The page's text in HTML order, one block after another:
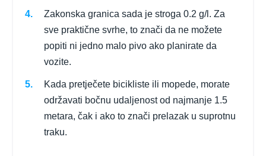
Zakonska granica sada je stroga 0.2 g/l. Za
sve praktične svrhe, to znači da ne možete
popiti ni jedno malo pivo ako planirate da
vozite.
Kada pretječete bicikliste ili mopede, morate
održavati bočnu udaljenost od najmanje 1.5
metara, čak i ako to znači prelazak u suprotnu
traku.